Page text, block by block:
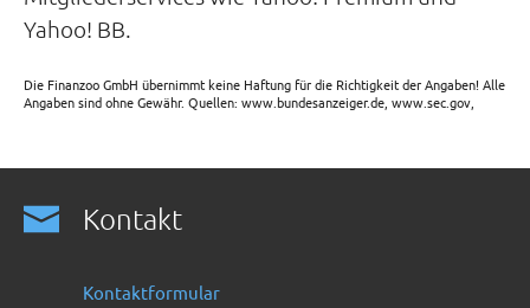
Yahoo! BB.
Die Finanzoo GmbH übernimmt keine Haftung für die Richtigkeit der Angaben! Alle
Angaben sind ohne Gewähr. Quellen: www.bundesanzeiger.de, www.sec.gov,
Kontakt
Kontaktformular